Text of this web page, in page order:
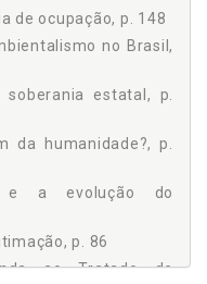
de ocupação, p. 148
no Brasil,
estatal, p.
da humanidade?, p.
e a evolução do
p. 86
ao Tratado de